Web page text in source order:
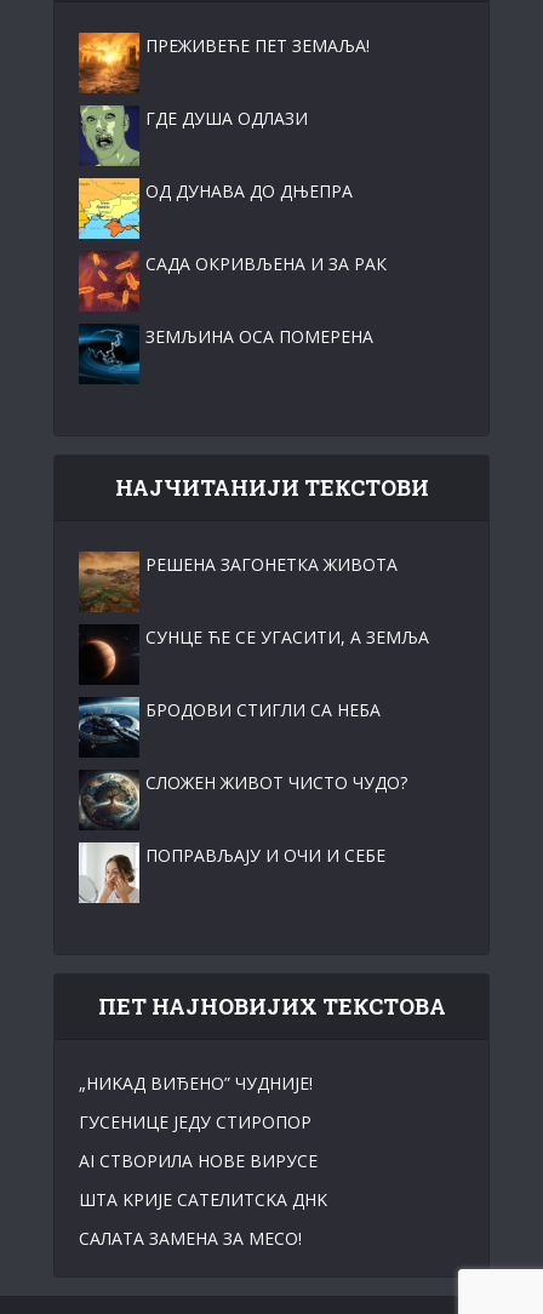
ПРЕЖИВЕЋЕ ПЕТ ЗЕМАЉА!
ГДЕ ДУША ОДЛАЗИ
ОД ДУНАВА ДО ДЊЕПРА
САДА ОКРИВЉЕНА И ЗА РАК
ЗЕМЉИНА ОСА ПОМЕРЕНА
НАЈЧИТАНИЈИ ТЕКСТОВИ
РЕШЕНА ЗАГОНЕТКА ЖИВОТА
СУНЦЕ ЋЕ СЕ УГАСИТИ, А ЗЕМЉА
БРОДОВИ СТИГЛИ СА НЕБА
СЛОЖЕН ЖИВОТ ЧИСТО ЧУДО?
ПОПРАВЉАЈУ И ОЧИ И СЕБЕ
ПЕТ НАЈНОВИЈИХ ТЕКСТОВА
„НИKАД ВИЂЕНО” ЧУДНИЈЕ!
ГУСЕНИЦЕ ЈЕДУ СТИРОПОР
АI СТВОРИЛА НОВЕ ВИРУСЕ
ШТА KРИЈЕ САТЕЛИТСKА ДНK
САЛАТА ЗАМЕНА ЗА МЕСО!